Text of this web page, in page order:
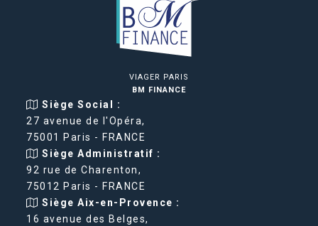
VIAGER PARIS
BM FINANCE
Siège Social :
27 avenue de l'Opéra,
75001 Paris - FRANCE
Siège Administratif :
92 rue de Charenton,
75012 Paris - FRANCE
Siège Aix-en-Provence :
16 avenue des Belges,